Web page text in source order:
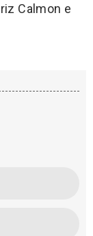
Calmon e